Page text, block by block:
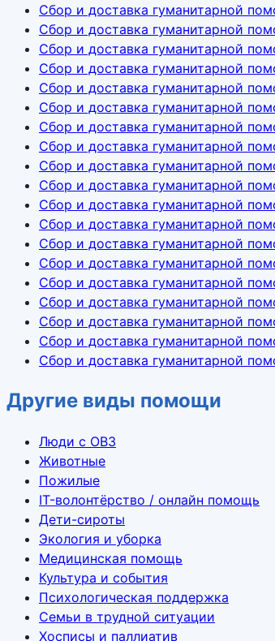
Сбор и доставка гуманитарной
Сбор и доставка гуманитарной
Сбор и доставка гуманитарной
Сбор и доставка гуманитарной
Сбор и доставка гуманитарной
Сбор и доставка гуманитарной
Сбор и доставка гуманитарной
Сбор и доставка гуманитарной
Сбор и доставка гуманитарной
Сбор и доставка гуманитарной
Сбор и доставка гуманитарной
Сбор и доставка гуманитарной
Сбор и доставка гуманитарной
Сбор и доставка гуманитарной
Сбор и доставка гуманитарной
Сбор и доставка гуманитарной
Сбор и доставка гуманитарной
Сбор и доставка гуманитарной
Сбор и доставка гуманитарной
Другие виды помощи
Люди с ОВЗ
Животные
Пожилые
IT-волонтёрство / онлайн помощь
Дети-сироты
Экология и уборка
Медицинская помощь
Культура и события
Психологическая поддержка
Семьи в трудной ситуации
Хосписы и паллиатив